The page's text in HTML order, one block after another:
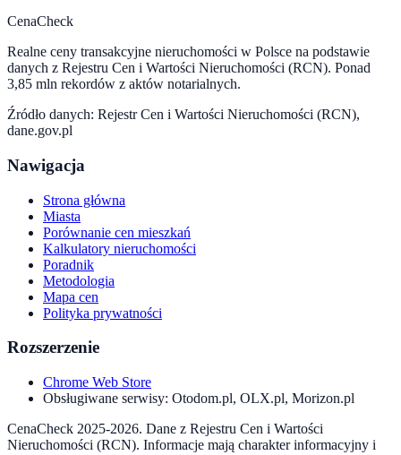
CenaCheck
Realne ceny transakcyjne nieruchomości w Polsce na podstawie
danych z Rejestru Cen i Wartości Nieruchomości (RCN). Ponad
3,85 mln rekordów z aktów notarialnych.
Źródło danych: Rejestr Cen i Wartości Nieruchomości (RCN),
dane.gov.pl
Nawigacja
Strona główna
Miasta
Porównanie cen mieszkań
Kalkulatory nieruchomości
Poradnik
Metodologia
Mapa cen
Polityka prywatności
Rozszerzenie
Chrome Web Store
Obsługiwane serwisy: Otodom.pl, OLX.pl, Morizon.pl
CenaCheck 2025-2026. Dane z Rejestru Cen i Wartości
Nieruchomości (RCN). Informacje mają charakter informacyjny i